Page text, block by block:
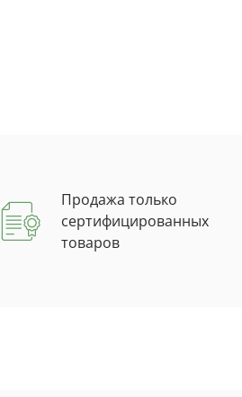
Продажа только
сертифицированных
товаров